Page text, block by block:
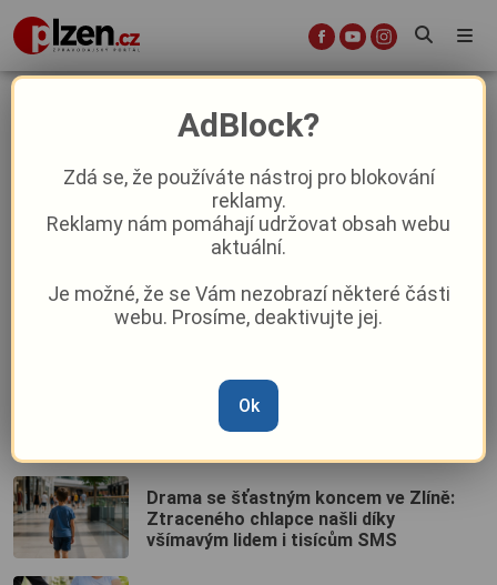
Budova č. 34 půjde k zemi. Do Baťova
areálu míří obří demoliční stroj
Jubilejní Barum Rally láká evropskou i
českou špičku. Do Zlína přijede
Barumka startuje za dva týdny, hotely
ve Zlíně už hlásí plné kapacity
Drama se šťastným koncem ve Zlíně:
Ztraceného chlapce našli díky
všímavým lidem i tisícům SMS
AdBlock?
Zdá se, že používáte nástroj pro blokování
reklamy.
Reklamy nám pomáhají udržovat obsah webu
aktuální.
Je možné, že se Vám nezobrazí některé části
webu. Prosíme, deaktivujte jej.
Ok